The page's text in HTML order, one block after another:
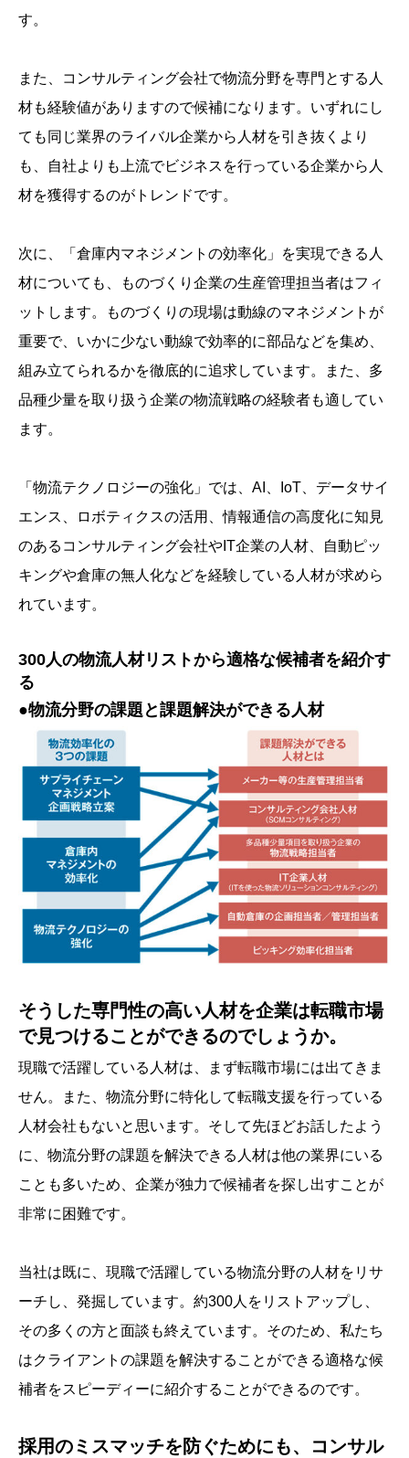
す。
また、コンサルティング会社で物流分野を専門とする人
材も経験値がありますので候補になります。いずれにし
ても同じ業界のライバル企業から人材を引き抜くより
も、自社よりも上流でビジネスを行っている企業から人
材を獲得するのがトレンドです。
次に、「倉庫内マネジメントの効率化」を実現できる人
材についても、ものづくり企業の生産管理担当者はフィ
ットします。ものづくりの現場は動線のマネジメントが
重要で、いかに少ない動線で効率的に部品などを集め、
組み立てられるかを徹底的に追求しています。また、多
品種少量を取り扱う企業の物流戦略の経験者も適してい
ます。
「物流テクノロジーの強化」では、AI、IoT、データサイ
エンス、ロボティクスの活用、情報通信の高度化に知見
のあるコンサルティング会社やIT企業の人材、自動ピッ
キングや倉庫の無人化などを経験している人材が求めら
れています。
300人の物流人材リストから適格な候補者を紹介す
る
●物流分野の課題と課題解決ができる人材
そうした専門性の高い人材を企業は転職市場
で見つけることができるのでしょうか。
現職で活躍している人材は、まず転職市場には出てきま
せん。また、物流分野に特化して転職支援を行っている
人材会社もないと思います。そして先ほどお話したよう
に、物流分野の課題を解決できる人材は他の業界にいる
ことも多いため、企業が独力で候補者を探し出すことが
非常に困難です。
当社は既に、現職で活躍している物流分野の人材をリサ
ーチし、発掘しています。約300人をリストアップし、
その多くの方と面談も終えています。そのため、私たち
はクライアントの課題を解決することができる適格な候
補者をスピーディーに紹介することができるのです。
採用のミスマッチを防ぐためにも、コンサル